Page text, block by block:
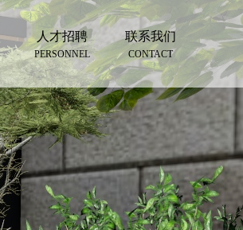
人才招聘
PERSONNEL
联系我们
CONTACT